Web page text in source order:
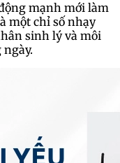
mạnh mới làm
một chỉ số nhạy
sinh lý và môi